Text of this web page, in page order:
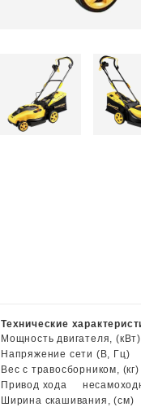
Технические
Мощность двигателя,
Напряжение сети (В,
Вес c травосборником,
Привод хода
Ширина скашивания,